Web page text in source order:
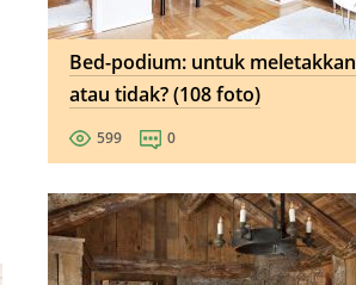
Bed-podium: untuk meletakkan
atau tidak? (108 foto)
599 0